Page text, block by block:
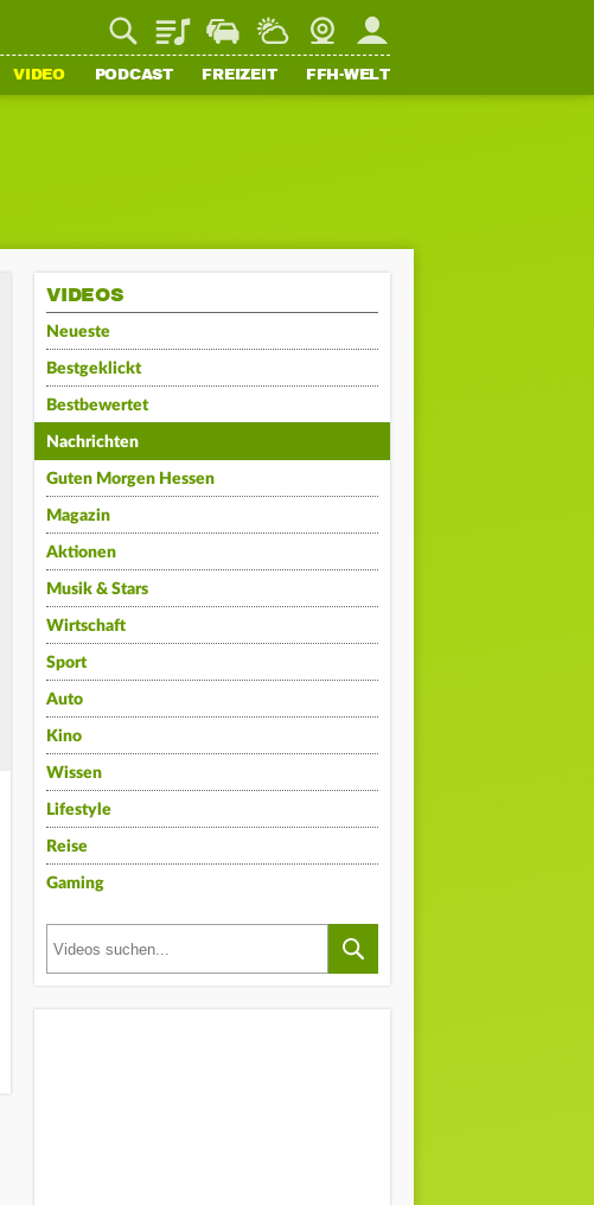
PlaylistStaupilotWetterWebcamMein FFH
VIDEO PODCAST FREIZEIT FFH-WELT
VIDEOS
Neueste
Bestgeklickt
Bestbewertet
Nachrichten
Guten Morgen Hessen
Magazin
Aktionen
Musik & Stars
Wirtschaft
Sport
Auto
Kino
Wissen
Lifestyle
Reise
Gaming